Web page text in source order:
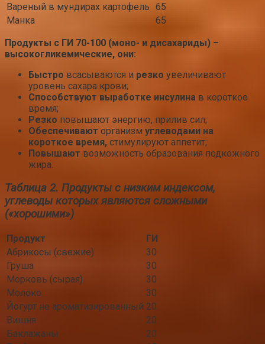
Вареный в мундирах картофель 65
Манка
65
Продукты с ГИ 70-100 (моно- и дисахариды) –
высокогликемические, они:
Быстро всасываются и резко увеличивают
уровень сахара крови;
Способствуют выработке инсулина в короткое
время;
Резко повышают энергию, прилив сил;
Обеспечивают организм углеводами на
короткое время, стимулируют аппетит;
Повышают возможность образования подкожного
жира.
Таблица 2. Продукты с низким индексом,
углеводы которых являются сложными
(«хорошими»)
Продукт
ГИ
Абрикосы (свежие)
30
Груша
30
Морковь (сырая)
30
Молоко
30
Йогурт не ароматизированный 20
Вишня
20
Баклажаны
20